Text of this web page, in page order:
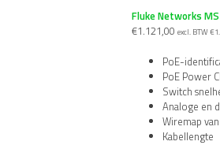
Fluke Networks
€1.121,00 excl. BTW €
PoE-
PoE Power
Switch
Analoge en
Wiremap
Kabellengte